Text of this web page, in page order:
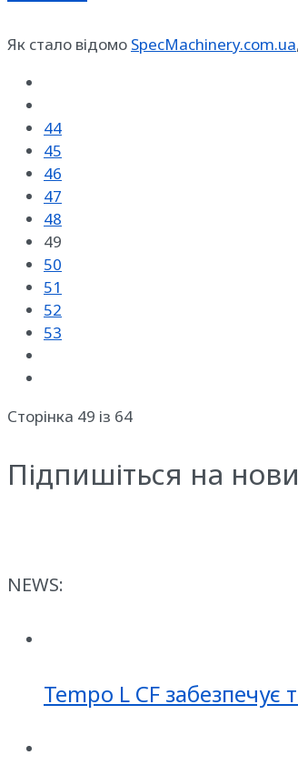
Як стало відомо SpecMachinery.com.ua
44
45
46
47
48
49
50
51
52
53
Сторінка 49 із 64
Підпишіться на
NEWS:
Tempo L CF